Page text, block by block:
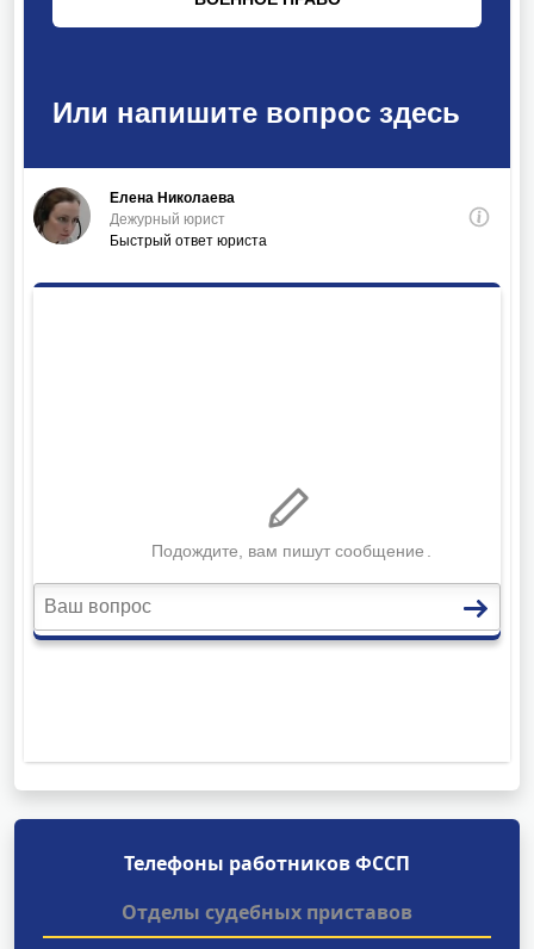
Телефоны работников ФССП
Отделы судебных приставов